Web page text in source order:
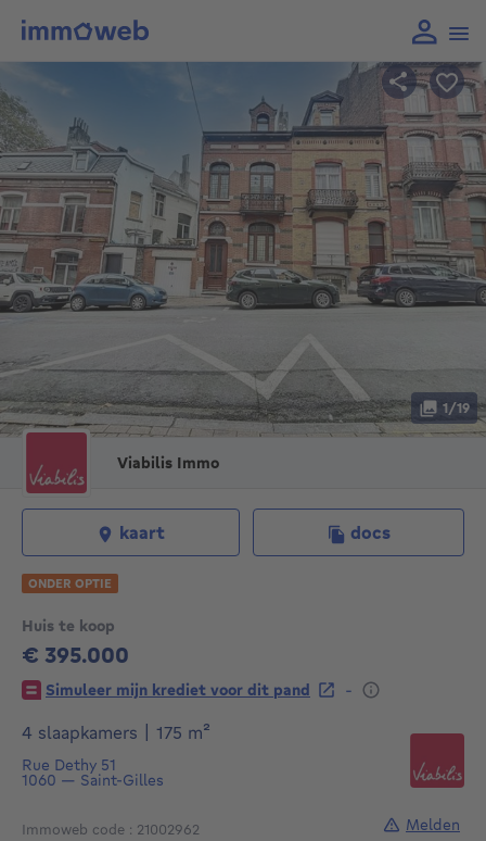
Huis te koop
€ 395.000
395000€
Simuleer mijn krediet voor dit pand
-
4 slaapkamers
175 m²
Rue Dethy 51
1060 — Saint-Gilles
Immoweb code : 21002962
Viabilis Immo
1/19
kaart docs
ONDER OPTIE
Melden